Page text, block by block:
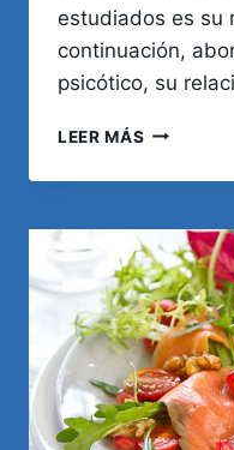
estudiados es su
continuación,
psicótico, su
LEER MÁS CANNABIS
PSICOSIS